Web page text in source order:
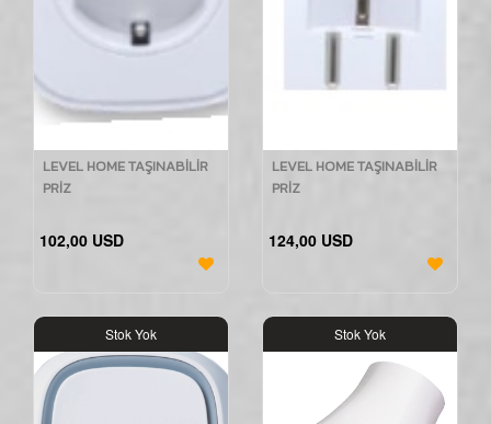
LEVEL HOME TAŞINABİLİR
PRİZ
102,00 USD
LEVEL HOME TAŞINABİLİR
PRİZ
124,00 USD
Stok Yok Stok Yok